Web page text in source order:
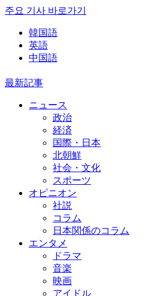
주요 기사 바로가기
韓国語
英語
中国語
最新記事
ニュース
政治
経済
国際・日本
北朝鮮
社会・文化
スポーツ
オピニオン
社説
コラム
日本関係のコラム
エンタメ
ドラマ
音楽
映画
アイドル